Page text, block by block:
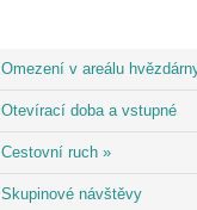
Omezení v areálu
Otevírací doba a vstupné
Cestovní ruch »
Skupinové návštěvy